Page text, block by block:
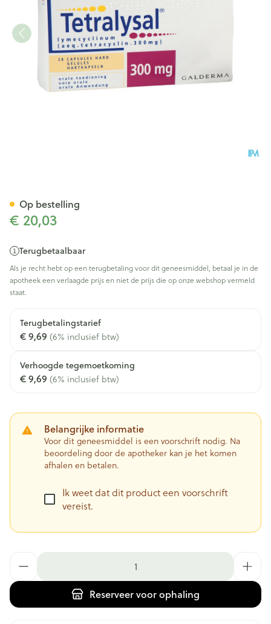
€ 20,03
Terugbetaalbaar
Als je recht hebt op een terugbetaling voor dit geneesmiddel, betaal je in de
apotheek een verlaagde prijs en niet de prijs die op onze webshop vermeld
staat.
Terugbetalingstarief
€ 9,69 (6% inclusief btw)
Verhoogde tegemoetkoming
€ 9,69 (6% inclusief btw)
Belangrijke informatie
Voor dit geneesmiddel is een voorschrift nodig. Na
beoordeling door de apotheker kan je het komen
afhalen en betalen.
Ik weet dat dit product een voorschrift
vereist.
Reserveervoor ophaling
Op bestelling